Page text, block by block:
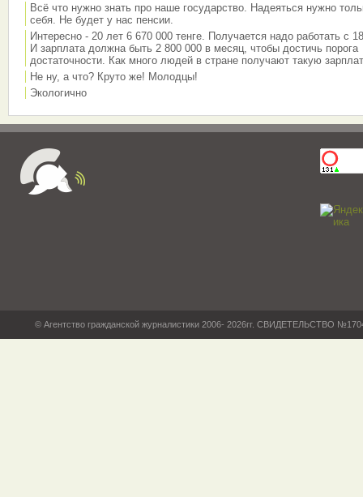
Всё что нужно знать про наше государство. Надеяться нужно
себя. Не будет у нас пенсии.
Интересно - 20 лет 6 670 000 тенге. Получается надо работать с
И зарплата должна быть 2 800 000 в месяц, чтобы достичь порога
достаточности. Как много людей в стране получают такую
Не ну, а что? Круто же! Молодцы!
Экологично
© Агентство гражданской журналистики 2006- 2026гг. СВИДЕТЕЛЬСТВО